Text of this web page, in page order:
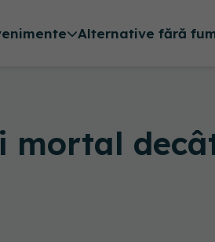
Alternative fără
mortal